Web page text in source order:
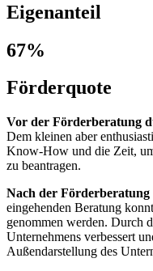
Eigenanteil
67%
Förderquote
Vor der Förderberatung
Dem kleinen aber
Know-How und die Zeit,
zu beantragen.
Nach der Förderberatung
eingehenden Beratung
genommen werden. Durch
Unternehmens verbessert
Außendarstellung des